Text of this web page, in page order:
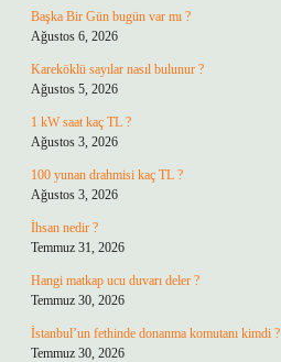
Başka Bir Gün bugün var mı ?
Ağustos 6, 2026
Kareköklü sayılar nasıl bulunur ?
Ağustos 5, 2026
1 kW saat kaç TL ?
Ağustos 3, 2026
100 yunan drahmisi kaç TL ?
Ağustos 3, 2026
İhsan nedir ?
Temmuz 31, 2026
Hangi matkap ucu duvarı deler ?
Temmuz 30, 2026
İstanbul’un fethinde donanma komutanı kimdi ?
Temmuz 30, 2026